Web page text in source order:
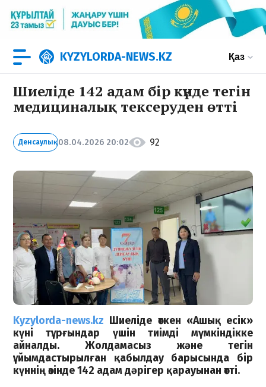
KYZYLORDA-NEWS.KZ Қаз
Шиеліде 142 адам бір күнде тегін
медициналық тексеруден өтті
Денсаулық 08.04.2026 20:02 92
Kyzylorda-news.kz Шиеліде өткен «Ашық есік»
күні тұрғындар үшін тиімді мүмкіндікке
айналды. Жолдамасыз және тегін
ұйымдастырылған қабылдау барысында бір
күннің өзінде 142 адам дәрігер қарауынан өтті.